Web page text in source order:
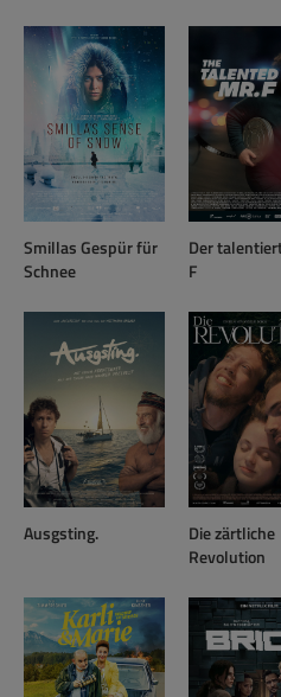
Smillas Gespür für
Schnee
Der
F
Ausgsting.
Die zärtliche
Revolution